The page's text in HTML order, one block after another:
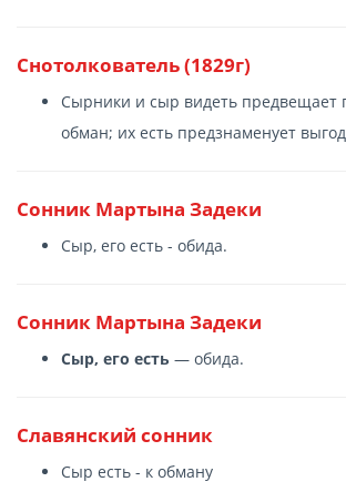
Снотолкователь (1829г)
Сырники и сыр видеть предвещает
обман; их есть предзнаменует
Сонник Мартына Задеки
Сыр, его есть - обида.
Сонник Мартына Задеки
Сыр, его есть — обида.
Славянский сонник
Сыр есть - к обману